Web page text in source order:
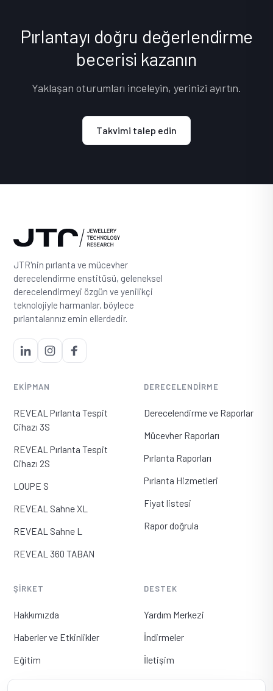
Pırlantayı doğru değerlendirme
becerisi kazanın
Yaklaşan oturumları inceleyin, yerinizi ayırtın.
Takvimi talep edin
JTR'nin pırlanta ve mücevher
derecelendirme enstitüsü, geleneksel
derecelendirmeyi özgün ve yenilikçi
teknolojiyle harmanlar, böylece
pırlantalarınız emin ellerdedir.
EKIPMAN
REVEAL Pırlanta Tespit
Cihazı 3S
REVEAL Pırlanta Tespit
Cihazı 2S
LOUPE S
REVEAL Sahne XL
REVEAL Sahne L
REVEAL 360 TABAN
DERECELENDIRME
Derecelendirme ve Raporlar
Mücevher Raporları
Pırlanta Raporları
Pırlanta Hizmetleri
Fiyat listesi
Rapor doğrula
ŞIRKET
Hakkımızda
Haberler ve Etkinlikler
Eğitim
Distribütörler
DESTEK
Yardım Merkezi
İndirmeler
İletişim